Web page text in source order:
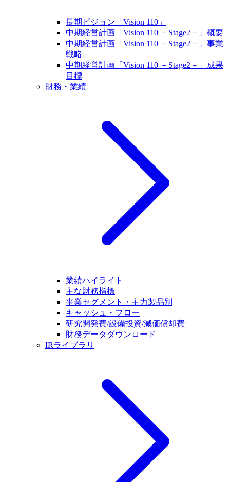
長期ビジョン「Vision 110」
中期経営計画「Vision 110 －Stage2－」概要
中期経営計画「Vision 110 －Stage2－」事業
戦略
中期経営計画「Vision 110 －Stage2－」成果
目標
財務・業績
業績ハイライト
主な財務指標
事業セグメント・主力製品別
キャッシュ・フロー
研究開発費/設備投資/減価償却費
財務データダウンロード
IRライブラリ